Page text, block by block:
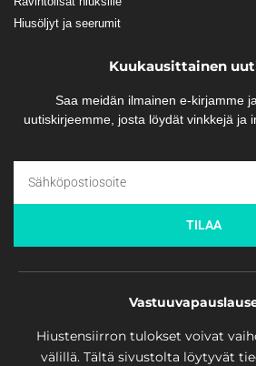
Hiusöljyt ja seerumit
Kuukausittainen
Saa meidän ilmainen e-kirjamme
uutiskirjeemme, josta löydät vinkkejä ja
TILAA
Hiustensiirron tulokset voivat
välillä. Tältä sivustolta löytyvät